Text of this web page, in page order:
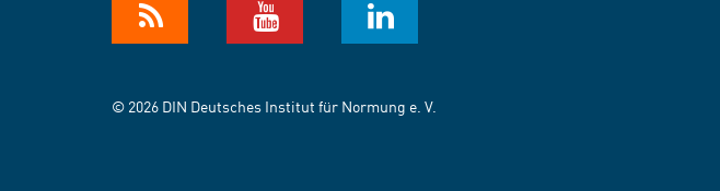
© 2026 DIN Deutsches Institut für Normung e. V.